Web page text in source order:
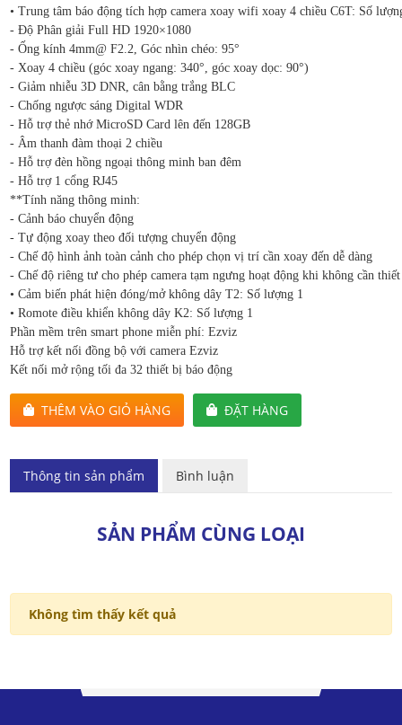
• Trung tâm báo động tích hợp camera xoay wifi xoay 4 chiều C6T: Số
- Độ Phân giải Full HD 1920×1080
- Ống kính 4mm@ F2.2, Góc nhìn chéo: 95°
- Xoay 4 chiều (góc xoay ngang: 340°, góc xoay dọc: 90°)
- Giảm nhiễu 3D DNR, cân bằng trắng BLC
- Chống ngược sáng Digital WDR
- Hỗ trợ thẻ nhớ MicroSD Card lên đến 128GB
- Âm thanh đàm thoại 2 chiều
- Hỗ trợ đèn hồng ngoại thông minh ban đêm
- Hỗ trợ 1 cổng RJ45
**Tính năng thông minh:
- Cảnh báo chuyển động
- Tự động xoay theo đối tượng chuyển động
- Chế độ hình ảnh toàn cảnh cho phép chọn vị trí cần xoay đến dễ dàng
- Chế độ riêng tư cho phép camera tạm ngưng hoạt động khi không cần thiết
• Cảm biến phát hiện đóng/mở không dây T2: Số lượng 1
• Romote điều khiển không dây K2: Số lượng 1
Phần mềm trên smart phone miễn phí: Ezviz
Hỗ trợ kết nối đồng bộ với camera Ezviz
Kết nối mở rộng tối đa 32 thiết bị báo động
THÊM VÀO GIỎ HÀNG ĐẶT HÀNG
Thông tin sản phẩm Bình luận
SẢN PHẨM CÙNG LOẠI
Không tìm thấy kết quả